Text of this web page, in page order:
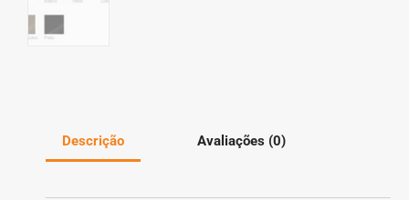
Descrição Avaliações (0)